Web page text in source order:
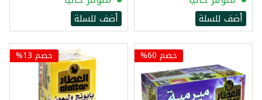
أضف للسلة أضف للسلة
خصم 60% خصم 13%